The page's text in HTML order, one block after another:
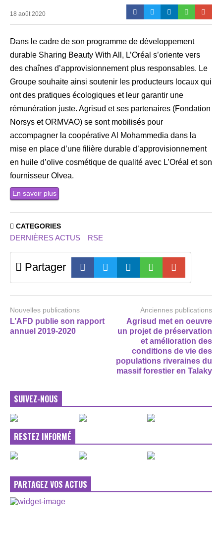
18 août 2020
Dans le cadre de son programme de développement
durable Sharing Beauty With All, L’Oréal s’oriente vers
des chaînes d’approvisionnement plus responsables. Le
Groupe souhaite ainsi soutenir les producteurs locaux qui
ont des pratiques écologiques et leur garantir une
rémunération juste. Agrisud et ses partenaires (Fondation
Norsys et ORMVAO) se sont mobilisés pour
accompagner la coopérative Al Mohammedia dans la
mise en place d’une filière durable d’approvisionnement
en huile d’olive cosmétique de qualité avec L’Oréal et son
fournisseur Olvea.
En savoir plus
CATEGORIES
DERNIÈRES ACTUS RSE
Partager
Nouvelles publications
L’AFD publie son rapport
annuel 2019-2020
Anciennes publications
Agrisud met en oeuvre
un projet de préservation
et amélioration des
conditions de vie des
populations riveraines du
massif forestier en Talaky
SUIVEZ-NOUS
RESTEZ INFORMÉ
PARTAGEZ VOS ACTUS